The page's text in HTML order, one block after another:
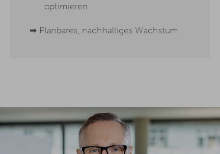
optimieren
➡ Planbares, nachhaltiges Wachstum.